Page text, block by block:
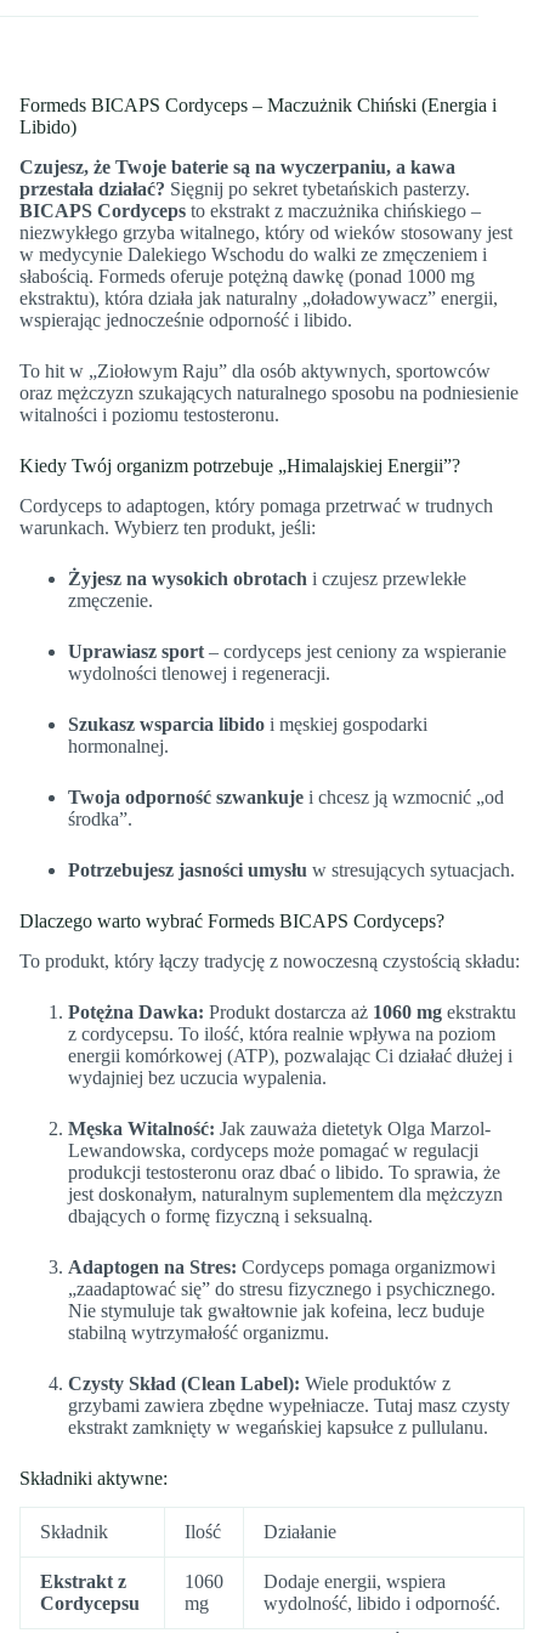
Formeds BICAPS Cordyceps – Maczużnik Chiński (Energia i
Libido)
Czujesz, że Twoje baterie są na wyczerpaniu, a kawa
przestała działać? Sięgnij po sekret tybetańskich pasterzy.
BICAPS Cordyceps to ekstrakt z maczużnika chińskiego –
niezwykłego grzyba witalnego, który od wieków stosowany jest
w medycynie Dalekiego Wschodu do walki ze zmęczeniem i
słabością. Formeds oferuje potężną dawkę (ponad 1000 mg
ekstraktu), która działa jak naturalny „doładowywacz” energii,
wspierając jednocześnie odporność i libido.
To hit w „Ziołowym Raju” dla osób aktywnych, sportowców
oraz mężczyzn szukających naturalnego sposobu na podniesienie
witalności i poziomu testosteronu.
Kiedy Twój organizm potrzebuje „Himalajskiej Energii”?
Cordyceps to adaptogen, który pomaga przetrwać w trudnych
warunkach. Wybierz ten produkt, jeśli:
Żyjesz na wysokich obrotach i czujesz przewlekłe
zmęczenie.
Uprawiasz sport – cordyceps jest ceniony za wspieranie
wydolności tlenowej i regeneracji.
Szukasz wsparcia libido i męskiej gospodarki
hormonalnej.
Twoja odporność szwankuje i chcesz ją wzmocnić „od
środka”.
Potrzebujesz jasności umysłu w stresujących sytuacjach.
Dlaczego warto wybrać Formeds BICAPS Cordyceps?
To produkt, który łączy tradycję z nowoczesną czystością składu:
Potężna Dawka: Produkt dostarcza aż 1060 mg ekstraktu
z cordycepsu. To ilość, która realnie wpływa na poziom
energii komórkowej (ATP), pozwalając Ci działać dłużej i
wydajniej bez uczucia wypalenia.
Męska Witalność: Jak zauważa dietetyk Olga Marzol-
Lewandowska, cordyceps może pomagać w regulacji
produkcji testosteronu oraz dbać o libido. To sprawia, że
jest doskonałym, naturalnym suplementem dla mężczyzn
dbających o formę fizyczną i seksualną.
Adaptogen na Stres: Cordyceps pomaga organizmowi
„zaadaptować się” do stresu fizycznego i psychicznego.
Nie stymuluje tak gwałtownie jak kofeina, lecz buduje
stabilną wytrzymałość organizmu.
Czysty Skład (Clean Label): Wiele produktów z
grzybami zawiera zbędne wypełniacze. Tutaj masz czysty
ekstrakt zamknięty w wegańskiej kapsułce z pullulanu.
Składniki aktywne:
Składnik Ilość Działanie
Ekstrakt z
Cordycepsu
1060
mg
Dodaje energii, wspiera
wydolność, libido i odporność.